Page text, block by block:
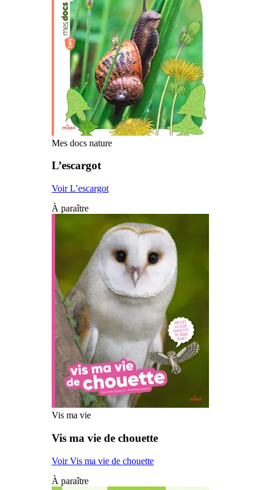
Mes docs nature
L’escargot
Voir L’escargot
À paraître
Vis ma vie
Vis ma vie de chouette
Voir Vis ma vie de chouette
À paraître